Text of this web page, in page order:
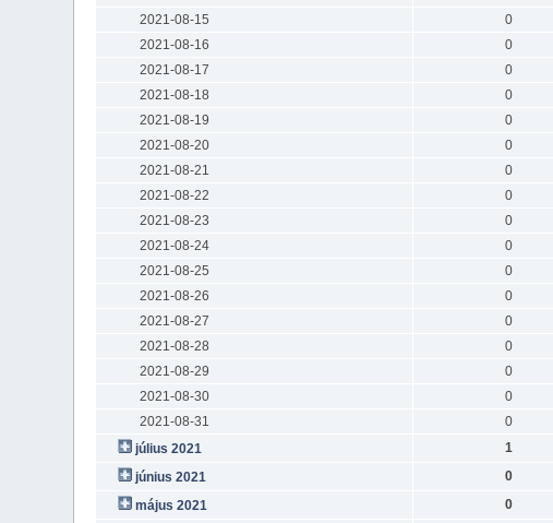
2021-08-15
0
2021-08-16
0
2021-08-17
0
2021-08-18
0
2021-08-19
0
2021-08-20
0
2021-08-21
0
2021-08-22
0
2021-08-23
0
2021-08-24
0
2021-08-25
0
2021-08-26
0
2021-08-27
0
2021-08-28
0
2021-08-29
0
2021-08-30
0
2021-08-31
0
július 2021
1
június 2021
0
május 2021
0